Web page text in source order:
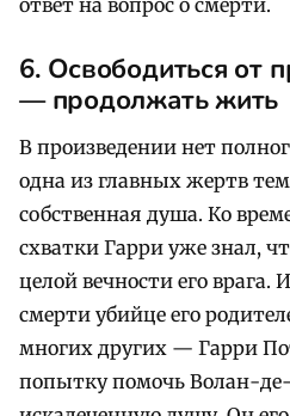
ответ на вопрос о смерти.
6. Освободиться от
— продолжать жить
В произведении нет
одна из главных жертв
собственная душа. Ко
схватки Гарри уже знал,
целой вечности его врага.
смерти убийце его
многих других — Гарри
попытку помочь Волан-